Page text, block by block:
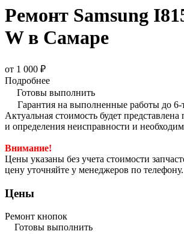
Ремонт Samsung
W в Самаре
от 1 000 ₽
Подробнее
Готовы выполнить
Гарантия на выполненные работы до 6-
Актуальная стоимость будет представлена
и определения неисправности и
Внимание!
Цены указаны без учета стоимости
цену уточняйте у менеджеров по телефону.
Цены
Ремонт кнопок
Готовы выполнить